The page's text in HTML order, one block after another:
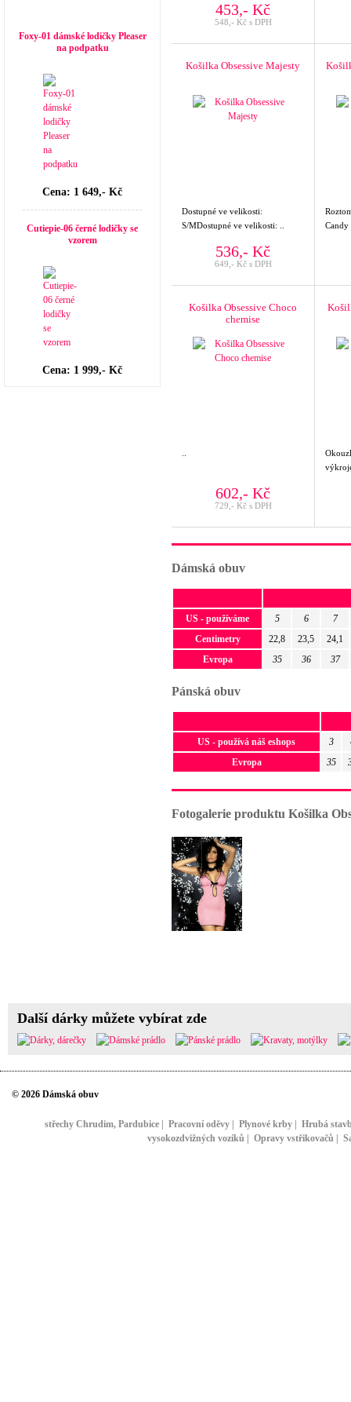
Foxy-01 dámské lodičky Pleaser
na podpatku
Cena: 1 649,- Kč
Cutiepie-06 černé lodičky se
vzorem
Cena: 1 999,- Kč
453,- Kč
548,- Kč s DPH
Košilka Obsessive Majesty
Dostupné ve velikosti:
S/MDostupné ve velikosti: ..
536,- Kč
649,- Kč s DPH
Candy
Košilka Obsessive Choco
chemise
602,- Kč
729,- Kč s DPH
Dámská obuv
US - používáme 5 6
7
Centimetry
22,8 23,5
24,1
Evropa
35 36 37
Pánská obuv
US - používá náš eshops 3
Evropa
35
Fotogalerie produktu Košilka
Další dárky můžete vybírat zde
© 2026 Dámská obuv
střechy Chrudim, Pardubice| Pracovní oděvy| Plynové krby| Hrubá
vysokozdvižných vozíků
Opravy vstřikovačů